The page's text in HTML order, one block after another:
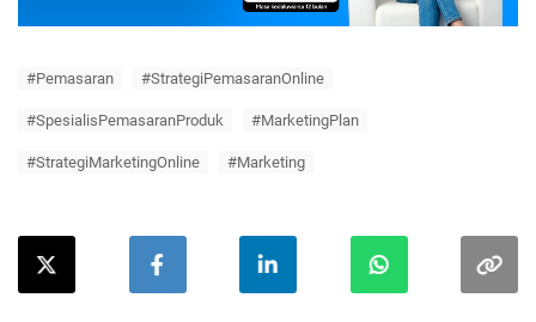
#Pemasaran #StrategiPemasaranOnline
#SpesialisPemasaranProduk #MarketingPlan
#StrategiMarketingOnline #Marketing